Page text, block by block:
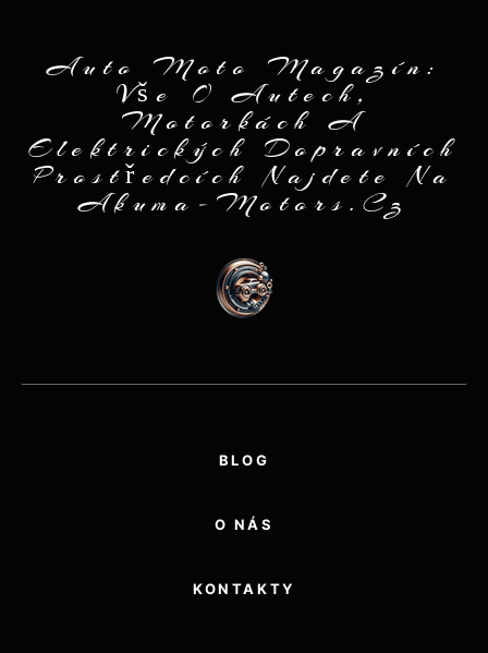
Auto Moto Magazín:
Vše O Autech,
Motorkách A
Elektrických Dopravních
Prostředcích Najdete Na
Akuma-Motors.cz
BLOG
O NÁS
KONTAKTY